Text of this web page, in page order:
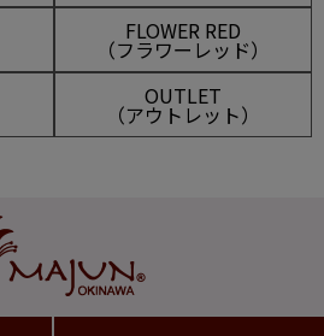
FLOWER RED
（フラワーレッド）
OUTLET
（アウトレット）